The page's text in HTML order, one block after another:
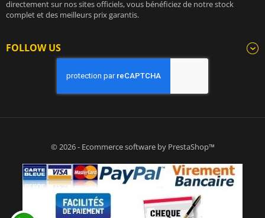
directement sur nos sites officiels, vous bénéficiez de notre stock
complet et des meilleurs prix garantis.
FOLLOW US
© 2026 - Ecommerce software by PrestaShop™